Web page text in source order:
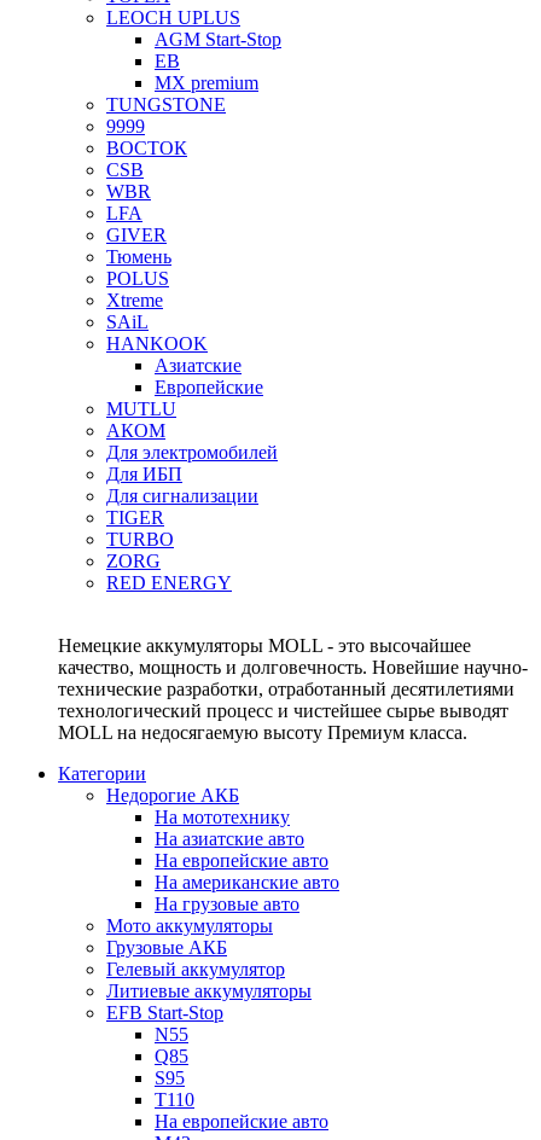
LEOCH UPLUS
AGM Start-Stop
EB
MX premium
TUNGSTONE
9999
ВОСТОК
CSB
WBR
LFA
GIVER
Тюмень
POLUS
Xtreme
SAiL
HANKOOK
Азиатские
Европейские
MUTLU
АКОМ
Для электромобилей
Для ИБП
Для сигнализации
TIGER
TURBO
ZORG
RED ENERGY
Немецкие аккумуляторы MOLL - это высочайшее
качество, мощность и долговечность. Новейшие научно-
технические разработки, отработанный десятилетиями
технологический процесс и чистейшее сырье выводят
MOLL на недосягаемую высоту Премиум класса.
Категории
Недорогие АКБ
На мототехнику
На азиатские авто
На европейские авто
На американские авто
На грузовые авто
Мото аккумуляторы
Грузовые АКБ
Гелевый аккумулятор
Литиевые аккумуляторы
EFB Start-Stop
N55
Q85
S95
T110
На европейские авто